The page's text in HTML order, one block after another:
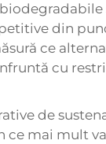
din
ce
cu
de
ce mai mult